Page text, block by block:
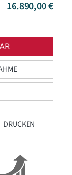
16.890,00 €
DRUCKEN